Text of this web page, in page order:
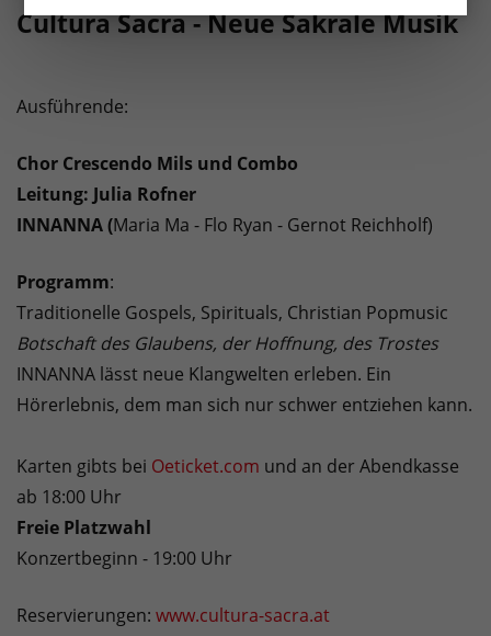
Cultura Sacra - Neue Sakrale Musik
Ausführende:
Chor Crescendo Mils und Combo
Leitung: Julia Rofner
INNANNA (Maria Ma - Flo Ryan - Gernot Reichholf)
Programm:
Traditionelle Gospels, Spirituals, Christian Popmusic
Botschaft des Glaubens, der Hoffnung, des Trostes
INNANNA lässt neue Klangwelten erleben. Ein
Hörerlebnis, dem man sich nur schwer entziehen kann.
Karten gibts bei Oeticket.com und an der Abendkasse
ab 18:00 Uhr
Freie Platzwahl
Konzertbeginn - 19:00 Uhr
Reservierungen: www.cultura-sacra.at